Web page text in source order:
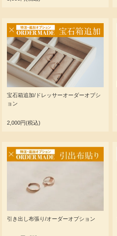
宝石箱追加/ドレッサーオーダーオプシ
ョン
2,000円(税込)
引き出し布張り/オーダーオプション